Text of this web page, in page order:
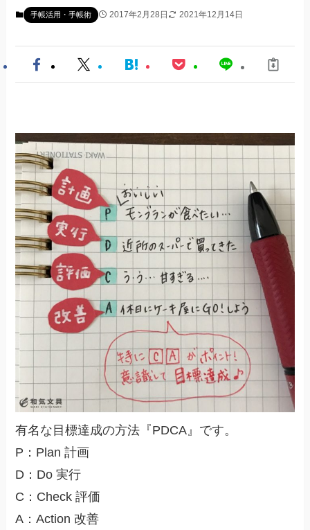
手帳活用・手帳術 2017年2月28日 2021年12月14日
有名な目標達成の方法『PDCA』です。
P：Plan 計画
D：Do 実行
C：Check 評価
A：Action 改善